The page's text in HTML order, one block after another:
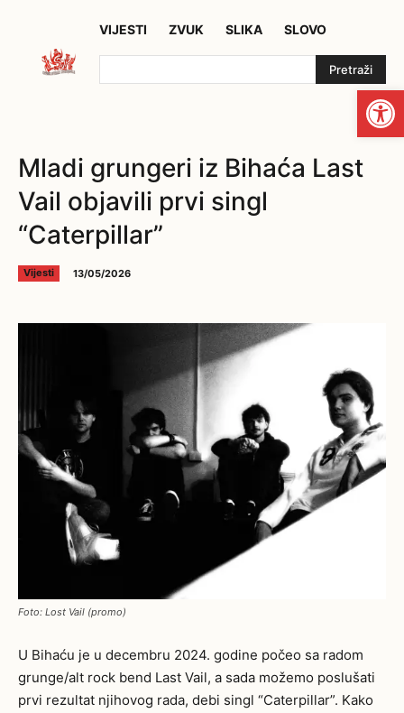
VIJESTI ZVUK SLIKA SLOVO
Pretraži
Mladi grungeri iz Bihaća Last
Vail objavili prvi singl
“Caterpillar”
Vijesti 13/05/2026
Foto: Lost Vail (promo)
U Bihaću je u decembru 2024. godine počeo sa radom
grunge/alt rock bend Last Vail, a sada možemo poslušati
prvi rezultat njihovog rada, debi singl “Caterpillar”. Kako